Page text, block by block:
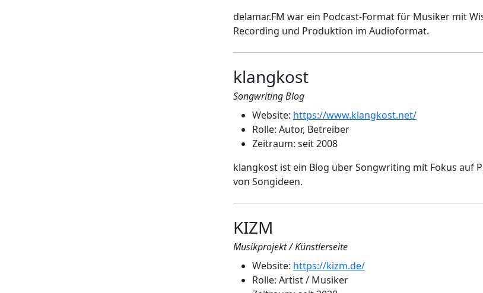
delamar.FM war ein Podcast-Format für Musiker mit
Recording und Produktion im Audioformat.
klangkost
Songwriting Blog
Website: https://www.klangkost.net/
Rolle: Autor, Betreiber
Zeitraum: seit 2008
klangkost ist ein Blog über Songwriting mit Fokus auf
von Songideen.
KIZM
Musikprojekt / Künstlerseite
Website: https://kizm.de/
Rolle: Artist / Musiker